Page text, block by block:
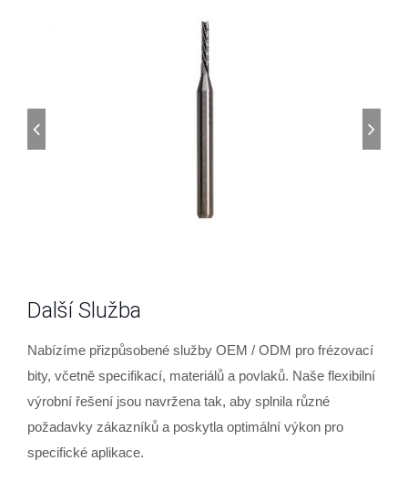
Další Služba
Nabízíme přizpůsobené služby OEM / ODM pro frézovací
bity, včetně specifikací, materiálů a povlaků. Naše flexibilní
výrobní řešení jsou navržena tak, aby splnila různé
požadavky zákazníků a poskytla optimální výkon pro
specifické aplikace.